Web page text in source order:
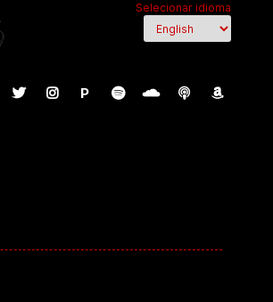
Selecionar idioma
P